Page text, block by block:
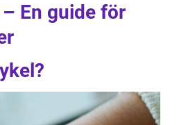
En guide för